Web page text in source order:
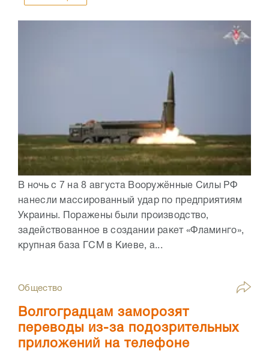
В ночь с 7 на 8 августа Вооружённые Силы РФ
нанесли массированный удар по предприятиям
Украины. Поражены были производство,
задействованное в создании ракет «Фламинго»,
крупная база ГСМ в Киеве, а...
Общество
Волгоградцам заморозят
переводы из-за подозрительных
приложений на телефоне